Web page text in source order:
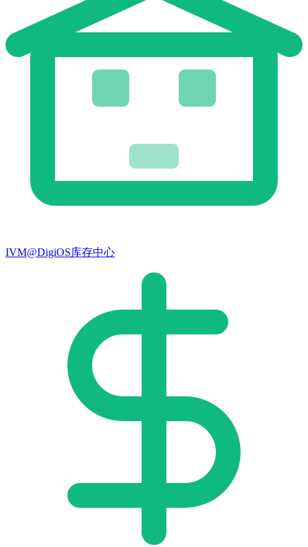
IVM@DigiOS库存中心